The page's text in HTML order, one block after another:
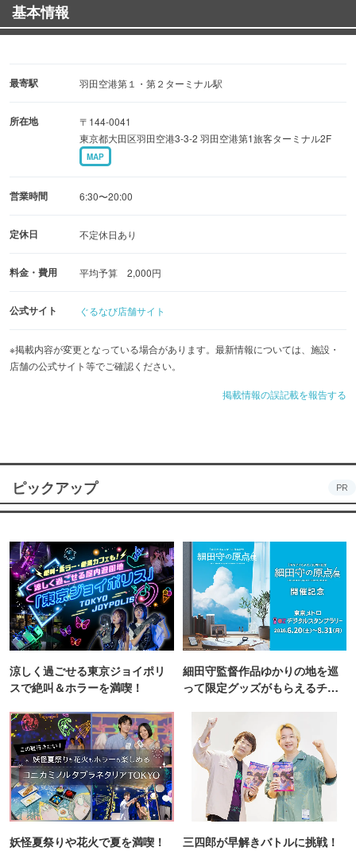
基本情報
最寄駅 羽田空港第１・第２ターミナル駅
所在地
〒144-0041
東京都大田区羽田空港3-3-2 羽田空港第1旅客ターミナル2F
MAP
営業時間 6:30〜20:00
定休日 不定休日あり
料金・費用 平均予算 2,000円
公式サイト ぐるなび店舗サイト
※掲載内容が変更となっている場合があります。最新情報については、施設・
店舗の公式サイト等でご確認ください。
掲載情報の誤記載を報告する
ピックアップ PR
涼しく過ごせる東京ジョイポリ
スで絶叫＆ホラーを満喫！
細田守監督作品ゆかりの地を巡
って限定グッズがもらえるチャ
妖怪夏祭りや花火で夏を満喫！
三四郎が早解きバトルに挑戦！